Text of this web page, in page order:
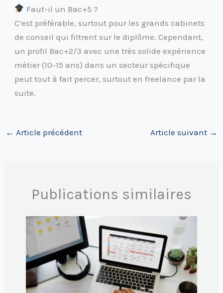
Faut-il un Bac+5 ?
C’est préférable, surtout pour les grands cabinets
de conseil qui filtrent sur le diplôme. Cependant,
un profil Bac+2/3 avec une très solide expérience
métier (10-15 ans) dans un secteur spécifique
peut tout à fait percer, surtout en freelance par la
suite.
← Article précédent Article suivant →
Publications similaires